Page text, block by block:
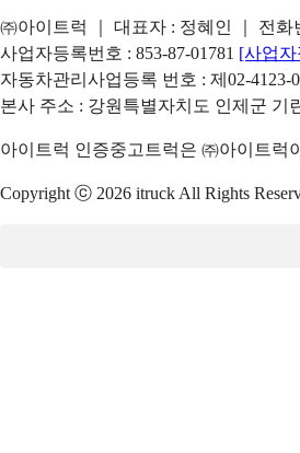
㈜아이트럭 ｜ 대표자 : 정혜인 ｜ 전화
사업자등록번호 : 853-87-01781 [사업
자동차관리사업등록 번호 : 제02-
본사 주소 : 강원특별자치도 인제군 기
아이트럭 인증중고트럭은 ㈜아이트럭
Copyright ⓒ 2026 itruck All Rights